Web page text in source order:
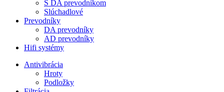
S DA prevodníkom
Slúchadlové
Prevodníky
DA prevodníky
AD prevodníky
Hifi systémy
Antivibrácia
Hroty
Podložky